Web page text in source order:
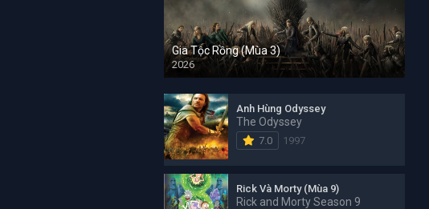
Gia Tộc Rồng (Mùa 3)
2026
Anh Hùng Odyssey
The Odyssey
7.0 1997
Rick Và Morty (Mùa 9)
Rick and Morty Season 9